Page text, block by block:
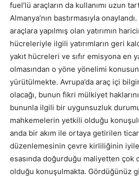
fuel’lü araçların da kullanımı uzun
Almanya’nın bastırmasıyla
araçlara yapılmış olan yatırımın
hücreleriyle ilgili yatırımların geri
yakıt hücreleri ve sıfır emisyona en
olmasından o yöne yönelimi
yürütülmekte. Avrupa’da araç içi
olacağı, bunun fikri mülkiyet
bununla ilgili bir uygunsuzluk
mahkemelerin yetkili olduğu
anda bir akım ile ortaya getirilen
düzenlemesinin çevre kirliliğinin
esasında doğurduğu maliyetten çok
olduğu konuşulmakta. Gördüğünüz